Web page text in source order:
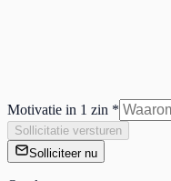
Motivatie in 1 zin *
Sollicitatie versturen
Solliciteer nu